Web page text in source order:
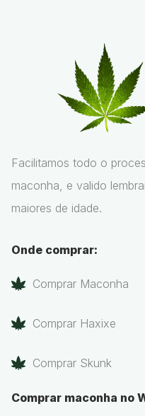
Facilitamos todo o
maconha, e valido
maiores de idade.
Onde comprar:
Comprar Maconha
Comprar Haxixe
Comprar Skunk
Comprar maconha no